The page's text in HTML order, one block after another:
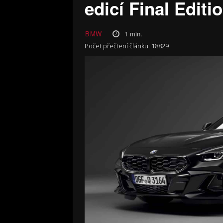
edicí Final
BMW 1 min.
Počet přečtení článku: 18829